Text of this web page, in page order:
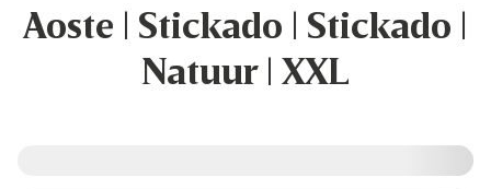
Aoste | Stickado | Stickado |
Natuur | XXL